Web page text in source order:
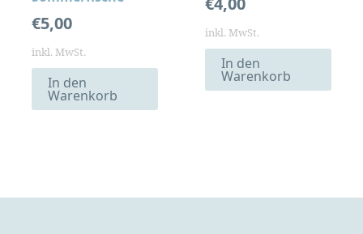
€5,00
inkl. MwSt.
In den
Warenkorb
inkl. MwSt.
In den
Warenkorb